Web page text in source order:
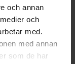
och annan
och
med.
med annan
som de har
Wrigleys